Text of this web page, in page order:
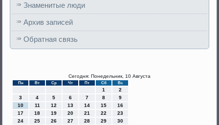
Знаменитые люди
Архив записей
Обратная связь
Сегодня: Понедельник, 10 Августа
Пн Вт Ср Чт Пт Сб Вс
1
2
3
4 5 6 7 8
9
10
11 12 13 14 15
16
17
18 19 20 21 22
23
24
25 26 27 28 29 30